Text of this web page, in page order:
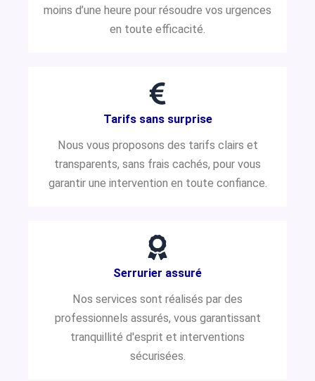
moins d’une heure pour résoudre vos urgences
en toute efficacité.
Tarifs sans surprise
Nous vous proposons des tarifs clairs et
transparents, sans frais cachés, pour vous
garantir une intervention en toute confiance.
Serrurier assuré
Nos services sont réalisés par des
professionnels assurés, vous garantissant
tranquillité d'esprit et interventions
sécurisées.